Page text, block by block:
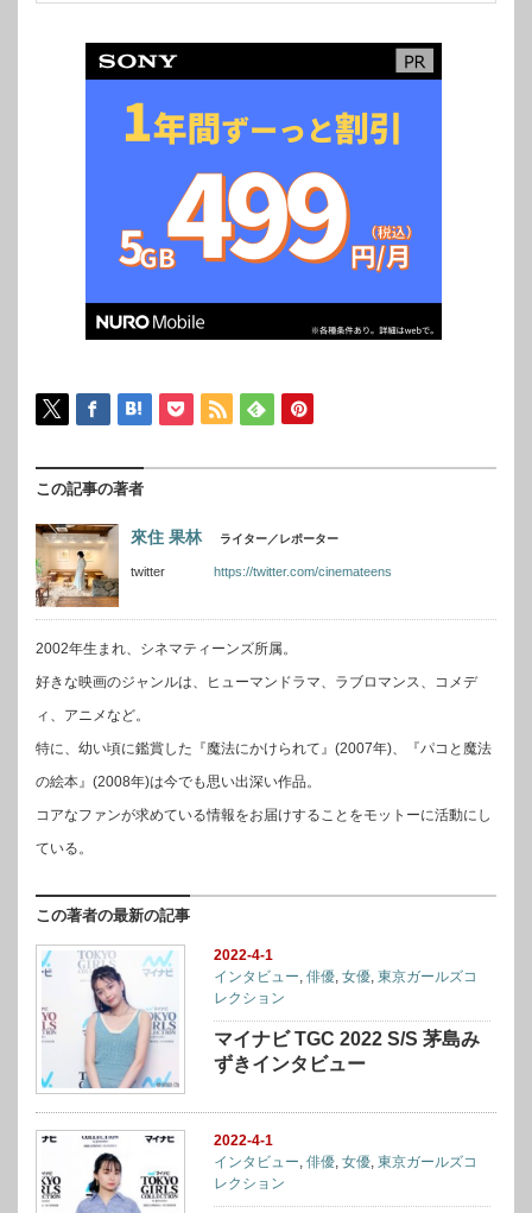
この記事の著者
來住 果林 ライター／レポーター
twitter https://twitter.com/cinemateens
2002年生まれ、シネマティーンズ所属。
好きな映画のジャンルは、ヒューマンドラマ、ラブロマンス、コメデ
ィ、アニメなど。
特に、幼い頃に鑑賞した『魔法にかけられて』(2007年)、『パコと魔法
の絵本』(2008年)は今でも思い出深い作品。
コアなファンが求めている情報をお届けすることをモットーに活動にし
ている。
この著者の最新の記事
2022-4-1
インタビュー ,俳優 ,女優 ,東京ガールズコ
レクション
マイナビ TGC 2022 S/S 茅島み
ずきインタビュー
2022-4-1
インタビュー,俳優,女優,東京ガールズコ
レクション